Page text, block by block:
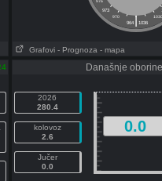
973
970
1030
|
964 1036
Grafovi - Prognoza - mapa
Današnje
2026
280.4
kolovoz
2.6
Jučer
0.0
0.0